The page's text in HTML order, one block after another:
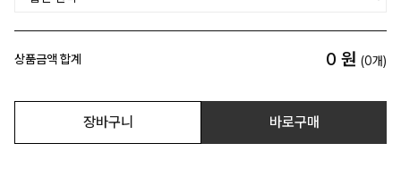
상품금액 합계 0 원 (0개)
장바구니 바로구매